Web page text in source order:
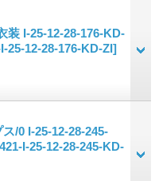
装 I-25-12-28-176-KD-
25-12-28-176-KD-ZI]
/0 I-25-12-28-245-
I-25-12-28-245-KD-